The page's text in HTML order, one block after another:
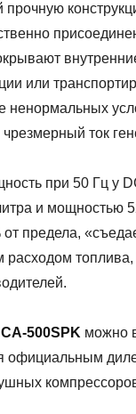
или
ненормальных
ток
при 50 Гц у
и мощностью
предела,
расходом
500SPK можно
официальным